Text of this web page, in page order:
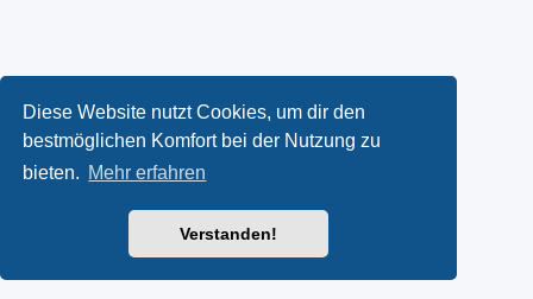
Diese Website nutzt Cookies, um dir den
bestmöglichen Komfort bei der Nutzung zu
bieten. Mehr erfahren
Verstanden!